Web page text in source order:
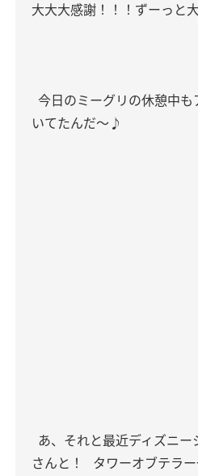
大大大感謝！！！ずーっと
今日のミーグリの休憩中
いてたんだ〜♪
あ、それと最近ディズニー
さんと！
タワーオブテラー